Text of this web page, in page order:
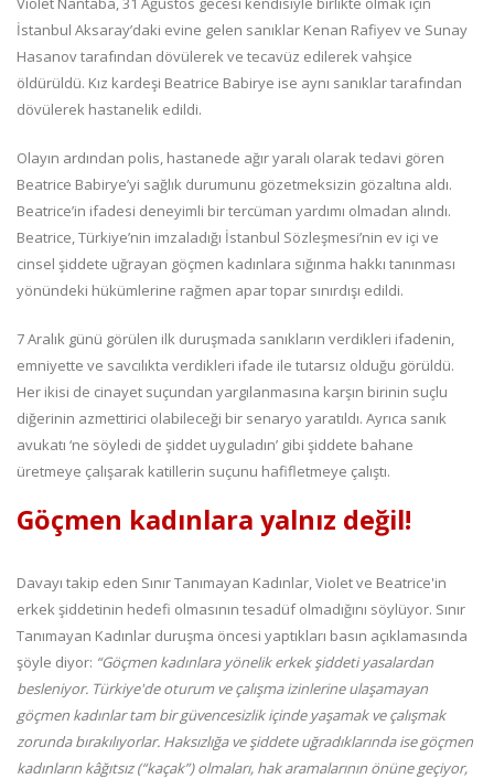
İstanbul Aksaray’daki evine gelen sanıklar Kenan Rafiyev ve Sunay
Hasanov tarafından dövülerek ve tecavüz edilerek vahşice
öldürüldü. Kız kardeşi Beatrice Babirye ise aynı sanıklar tarafından
dövülerek hastanelik edildi.
Olayın ardından polis, hastanede ağır yaralı olarak tedavi gören
Beatrice Babirye’yi sağlık durumunu gözetmeksizin gözaltına aldı.
Beatrice’in ifadesi deneyimli bir tercüman yardımı olmadan alındı.
Beatrice, Türkiye’nin imzaladığı İstanbul Sözleşmesi’nin ev içi ve
cinsel şiddete uğrayan göçmen kadınlara sığınma hakkı tanınması
yönündeki hükümlerine rağmen apar topar sınırdışı edildi.
7 Aralık günü görülen ilk duruşmada sanıkların verdikleri ifadenin,
emniyette ve savcılıkta verdikleri ifade ile tutarsız olduğu görüldü.
Her ikisi de cinayet suçundan yargılanmasına karşın birinin suçlu
diğerinin azmettirici olabileceği bir senaryo yaratıldı. Ayrıca sanık
avukatı ‘ne söyledi de şiddet uyguladın’ gibi şiddete bahane
üretmeye çalışarak katillerin suçunu hafifletmeye çalıştı.
Göçmen kadınlara yalnız değil!
Davayı takip eden Sınır Tanımayan Kadınlar, Violet ve Beatrice'in
erkek şiddetinin hedefi olmasının tesadüf olmadığını söylüyor. Sınır
Tanımayan Kadınlar duruşma öncesi yaptıkları basın açıklamasında
şöyle diyor: “Göçmen kadınlara yönelik erkek şiddeti yasalardan
besleniyor. Türkiye'de oturum ve çalışma izinlerine ulaşamayan
göçmen kadınlar tam bir güvencesizlik içinde yaşamak ve çalışmak
zorunda bırakılıyorlar. Haksızlığa ve şiddete uğradıklarında ise göçmen
kadınların kâğıtsız (“kaçak”) olmaları, hak aramalarının önüne geçiyor,